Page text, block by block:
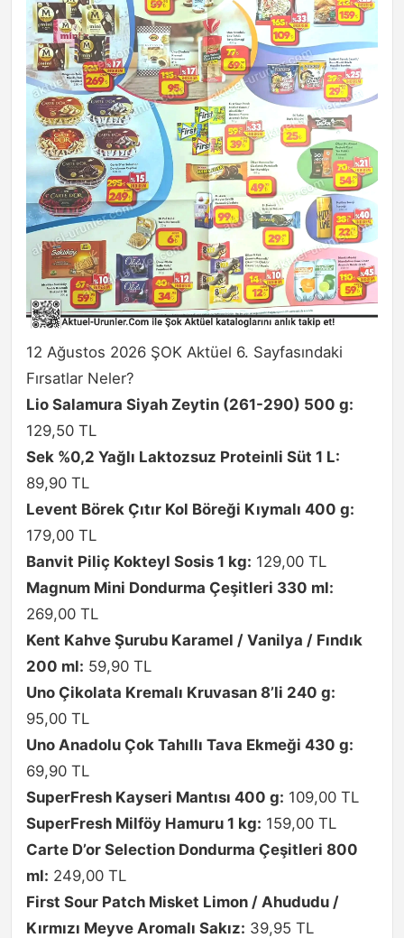
12 Ağustos 2026 ŞOK Aktüel 6. Sayfasındaki
Fırsatlar Neler?
Lio Salamura Siyah Zeytin (261-290) 500 g:
129,50 TL
Sek %0,2 Yağlı Laktozsuz Proteinli Süt 1 L:
89,90 TL
Levent Börek Çıtır Kol Böreği Kıymalı 400 g:
179,00 TL
Banvit Piliç Kokteyl Sosis 1 kg: 129,00 TL
Magnum Mini Dondurma Çeşitleri 330 ml:
269,00 TL
Kent Kahve Şurubu Karamel / Vanilya / Fındık
200 ml: 59,90 TL
Uno Çikolata Kremalı Kruvasan 8’li 240 g:
95,00 TL
Uno Anadolu Çok Tahıllı Tava Ekmeği 430 g:
69,90 TL
SuperFresh Kayseri Mantısı 400 g: 109,00 TL
SuperFresh Milföy Hamuru 1 kg: 159,00 TL
Carte D’or Selection Dondurma Çeşitleri 800
ml: 249,00 TL
First Sour Patch Misket Limon / Ahududu /
Kırmızı Meyve Aromalı Sakız: 39,95 TL